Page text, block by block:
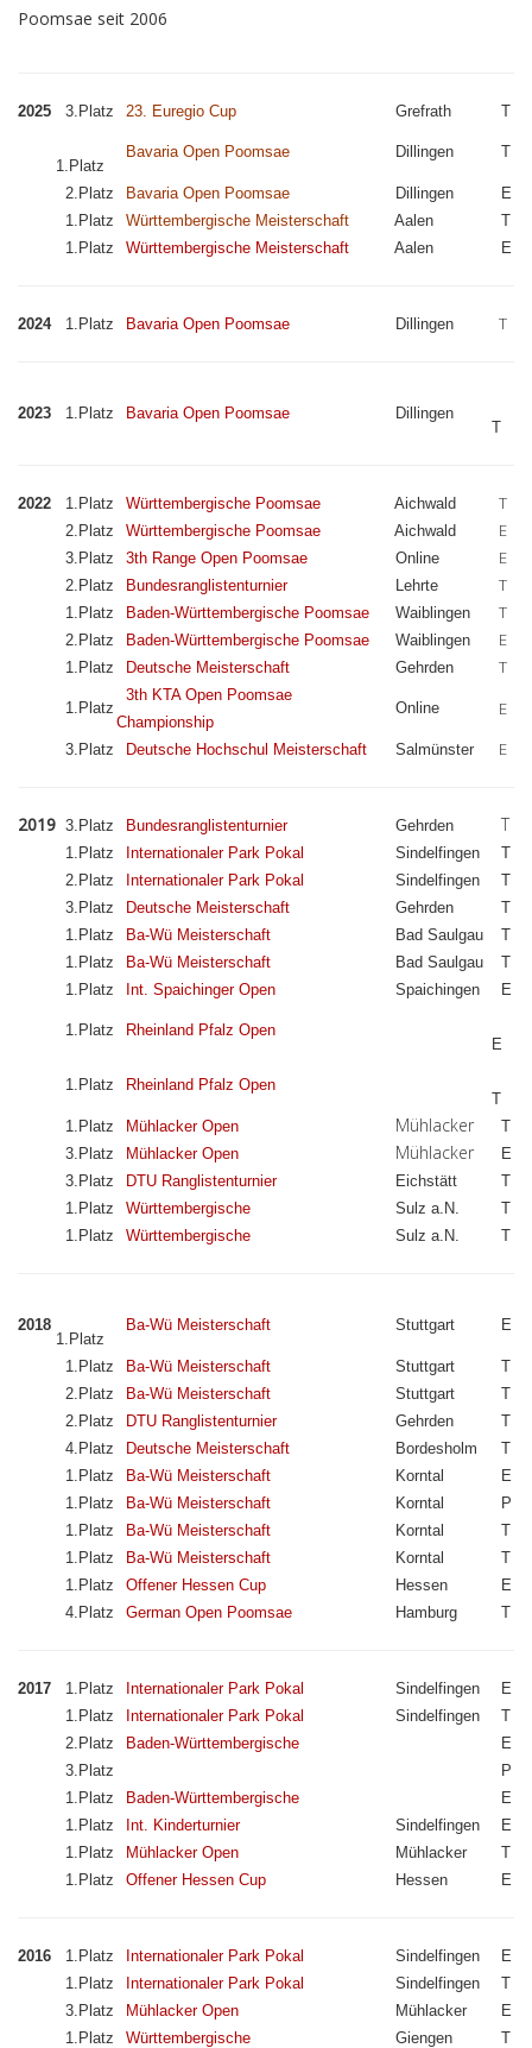
Poomsae seit 2006
2025 3.Platz 23. Euregio Cup Grefrath T
1.Platz
Bavaria Open Poomsae Dillingen T
2.Platz Bavaria Open Poomsae Dillingen
E
1.Platz
Württembergische Meisterschaft Aalen
T
1.Platz
Württembergische Meisterschaft Aalen E
2024 1.Platz Bavaria Open Poomsae Dillingen T
2023 1.Platz Bavaria Open Poomsae
Dillingen
T
2022 1.Platz Württembergische Poomsae Aichwald T
2.Platz Württembergische Poomsae Aichwald E
3.Platz 3th Range Open Poomsae Online E
2.Platz Bundesranglistenturnier Lehrte T
1.Platz Baden-Württembergische Poomsae Waiblingen T
2.Platz Baden-Württembergische Poomsae Waiblingen E
1.Platz Deutsche Meisterschaft Gehrden T
1.Platz
3th KTA Open Poomsae
Championship
Online E
3.Platz Deutsche Hochschul Meisterschaft Salmünster E
2019 3.Platz Bundesranglistenturnier Gehrden T
1.Platz Internationaler Park Pokal Sindelfingen
T
2.Platz
Internationaler Park Pokal Sindelfingen
T
3.Platz
Deutsche Meisterschaft Gehrden
T
1.Platz
Ba-Wü Meisterschaft Bad Saulgau
T
1.Platz
Ba-Wü Meisterschaft Bad Saulgau
T
1.Platz
Int. Spaichinger Open Spaichingen E
1.Platz
Rheinland Pfalz Open
E
1.Platz
Rheinland Pfalz Open
T
1.Platz
Mühlacker Open Mühlacker
T
3.Platz
Mühlacker Open Mühlacker
E
3.Platz
DTU Ranglistenturnier Eichstätt
T
1.Platz
Württembergische Sulz a.N.
T
1.Platz
Württembergische Sulz a.N. T
2018
1.Platz
Ba-Wü Meisterschaft Stuttgart E
1.Platz Ba-Wü Meisterschaft Stuttgart
T
2.Platz
Ba-Wü Meisterschaft Stuttgart
T
2.Platz
DTU Ranglistenturnier Gehrden
T
4.Platz
Deutsche Meisterschaft Bordesholm
T
1.Platz
Ba-Wü Meisterschaft Korntal
E
1.Platz
Ba-Wü Meisterschaft Korntal
P
1.Platz
Ba-Wü Meisterschaft Korntal
T
1.Platz
Ba-Wü Meisterschaft Korntal
T
1.Platz
Offener Hessen Cup Hessen
E
4.Platz
German Open Poomsae Hamburg T
2017 1.Platz Internationaler Park Pokal Sindelfingen
E
1.Platz
Internationaler Park Pokal Sindelfingen
T
2.Platz
Baden-Württembergische
E
3.Platz
P
1.Platz
Baden-Württembergische
E
1.Platz
Int. Kinderturnier Sindelfingen
E
1.Platz
Mühlacker Open Mühlacker
T
1.Platz
Offener Hessen Cup Hessen E
2016 1.Platz Internationaler Park Pokal Sindelfingen
E
1.Platz
Internationaler Park Pokal Sindelfingen
T
3.Platz
Mühlacker Open Mühlacker
E
1.Platz
Württembergische Giengen
T